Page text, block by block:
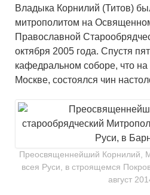
Владыка Корнилий (Титов)
митрополитом на
Православной
октября 2005 года. Спустя
кафедральном соборе, что
Москве, состоялся чин
Преосвященнейший Корнилий,
всея Руси, в строящемся
август